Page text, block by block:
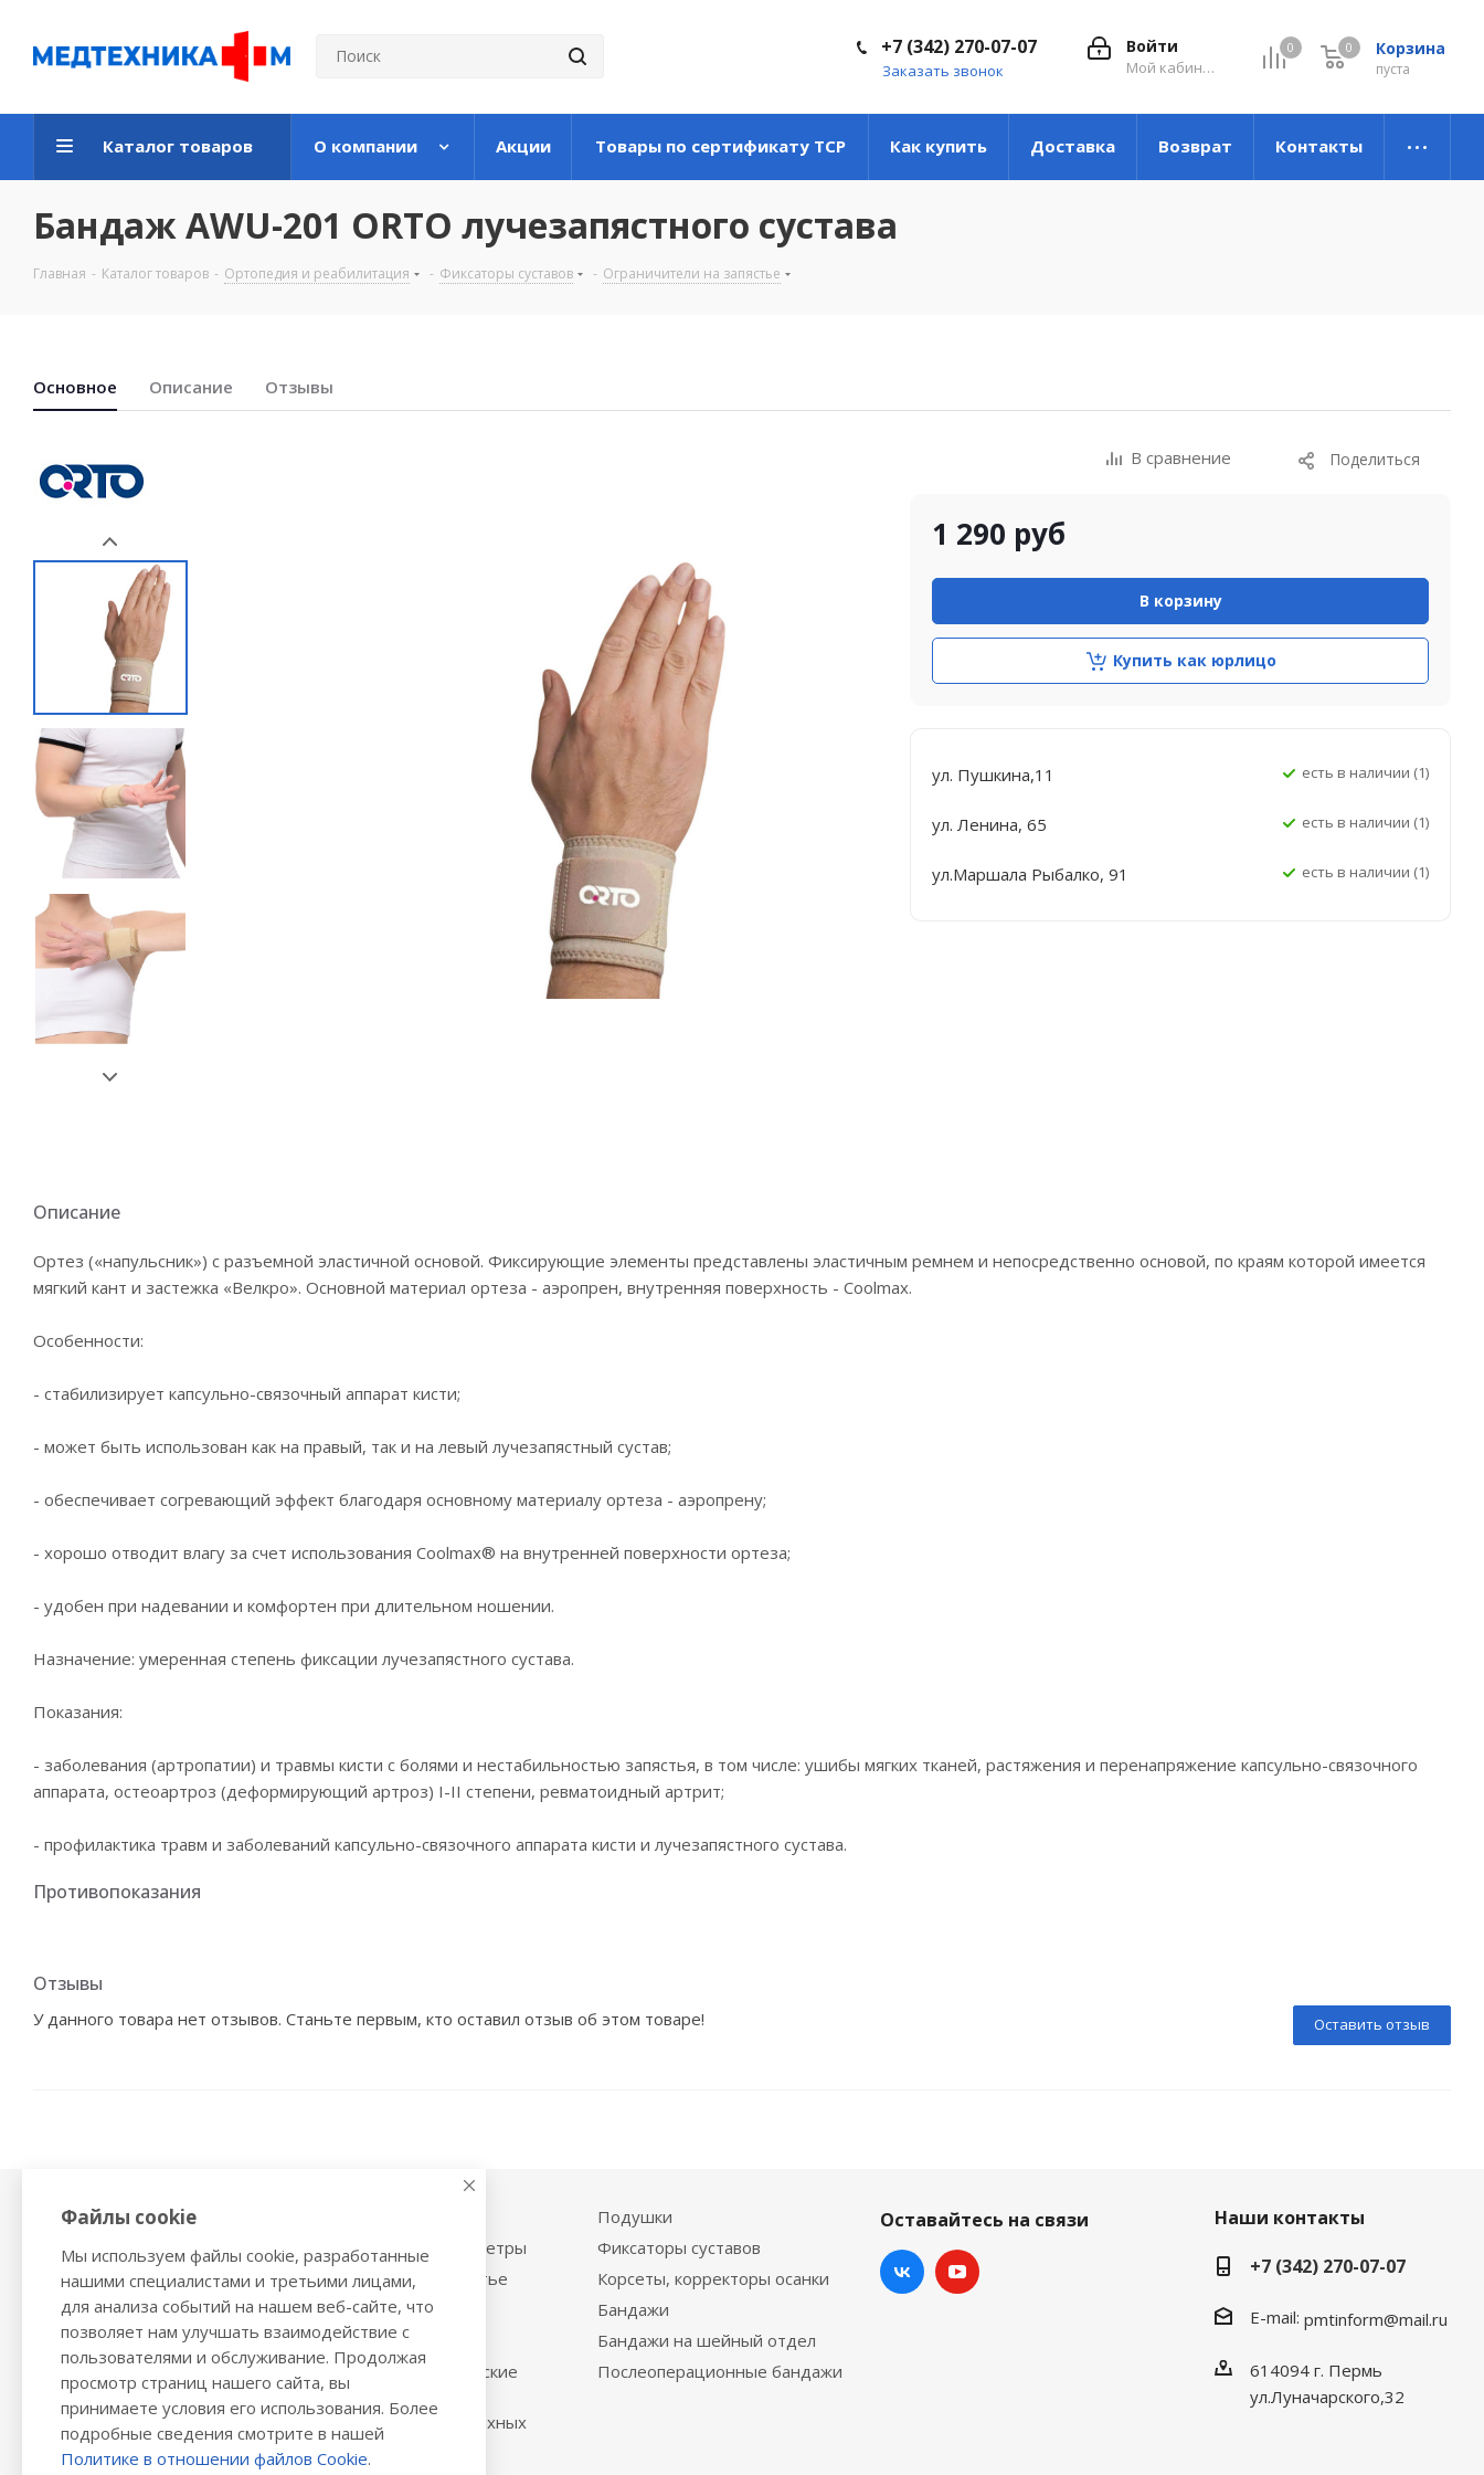
0 Корзина
0
пуста
0
Войти
Мой кабинет
+7 (342) 270-07-07
Заказать звонок
Каталог товаров О компании Акции Товары по сертификату ТСР Как купить Доставка Возврат Контакты
Бандаж AWU-201 ORTO лучезапястного сустава
Главная - Каталог товаров - Ортопедия и реабилитация - Фиксаторы суставов - Ограничители на запястье
Основноe Описание Отзывы
В сравнение Поделиться
1 290 руб
В корзину
Купить как юрлицо
ул. Пушкина,11 Есть в наличии (1)
ул. Ленина, 65 Есть в наличии (1)
ул.Маршала Рыбалко, 91 Есть в наличии (1)
Описание
Ортез («напульсник») с разъемной эластичной основой. Фиксирующие элементы представлены эластичным ремнем и непосредственно основой, по краям которой имеется
мягкий кант и застежка «Велкро». Основной материал ортеза - аэропрен, внутренняя поверхность - Coolmax.
Особенности:
- стабилизирует капсульно-связочный аппарат кисти;
- может быть использован как на правый, так и на левый лучезапястный сустав;
- обеспечивает согревающий эффект благодаря основному материалу ортеза - аэропрену;
- хорошо отводит влагу за счет использования Coolmax® на внутренней поверхности ортеза;
- удобен при надевании и комфортен при длительном ношении.
Назначение: умеренная степень фиксации лучезапястного сустава.
Показания:
- заболевания (артропатии) и травмы кисти с болями и нестабильностью запястья, в том числе: ушибы мягких тканей, растяжения и перенапряжение капсульно-связочного
аппарата, остеоартроз (деформирующий артроз) I-II степени, ревматоидный артрит;
- профилактика травм и заболеваний капсульно-связочного аппарата кисти и лучезапястного сустава.
Противопоказания
Отзывы
Оставить отзыв
У данного товара нет отзывов. Станьте первым, кто оставил отзыв об этом товаре!
Физиотерапия,
Ингаляторы
Ультразвуковые ингаляторы и
небулайзеры
Глюкометры
Облучатели бактерицидные,
инфракрасные лампы
Компрессионный трикотаж
Механические тонометры
Тонометры на запястье
Трости и костыли
Ходунки
Стельки ортопедические
Политика обработки
персональных данныхных
данных
Подушки
Фиксаторы суставов
Корсеты, корректоры осанки
Бандажи
Бандажи на шейный отдел
Послеоперационные бандажи
Оставайтесь на связи
Наши контакты
+7 (342) 270-07-07
E-mail: pmtinform@mail.ru
614094 г. Пермь
ул.Луначарского,32
Файлы cookie
Мы используем файлы cookie, разработанные
нашими специалистами и третьими лицами,
для анализа событий на нашем веб-сайте, что
позволяет нам улучшать взаимодействие с
пользователями и обслуживание. Продолжая
просмотр страниц нашего сайта, вы
принимаете условия его использования. Более
подробные сведения смотрите в нашей
Политике в отношении файлов Cookie.